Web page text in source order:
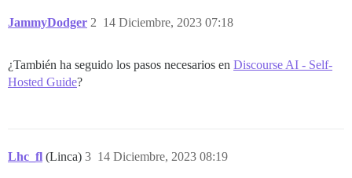
JammyDodger 14 Diciembre, 2023 07:18
2
¿También ha seguido los pasos necesarios en Discourse AI - Self-
Hosted Guide?
Lhc_fl (Linca) 14 Diciembre, 2023 08:19
3